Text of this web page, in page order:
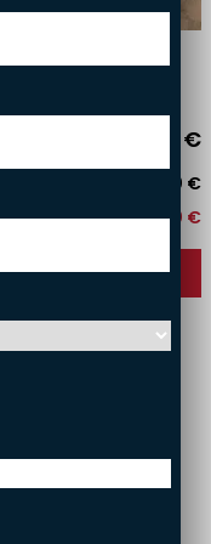
€
6560,00 €
872,00 €
Classic